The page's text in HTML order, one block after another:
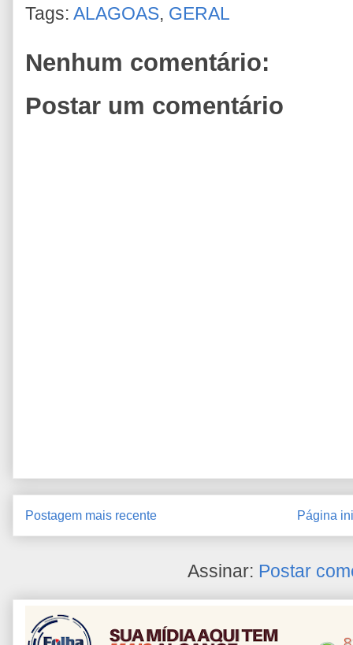
Tags: ALAGOAS, GERAL
Nenhum comentário:
Postar um comentário
Postagem mais recente Página
Assinar: Postar